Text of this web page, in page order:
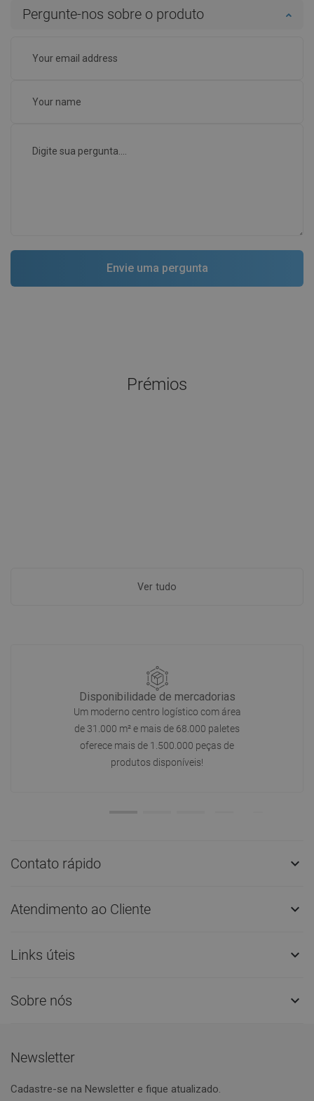
Pergunte-nos sobre o produto
Prémios
Ver tudo
Disponibilidade de mercadorias
Um moderno centro logístico com área
de 31.000 m² e mais de 68.000 paletes
oferece mais de 1.500.000 peças de
produtos disponíveis!
Contato rápido 
Atendimento ao Cliente 
Links úteis 
Sobre nós 
Newsletter
Cadastre-se na Newsletter e fique atualizado.